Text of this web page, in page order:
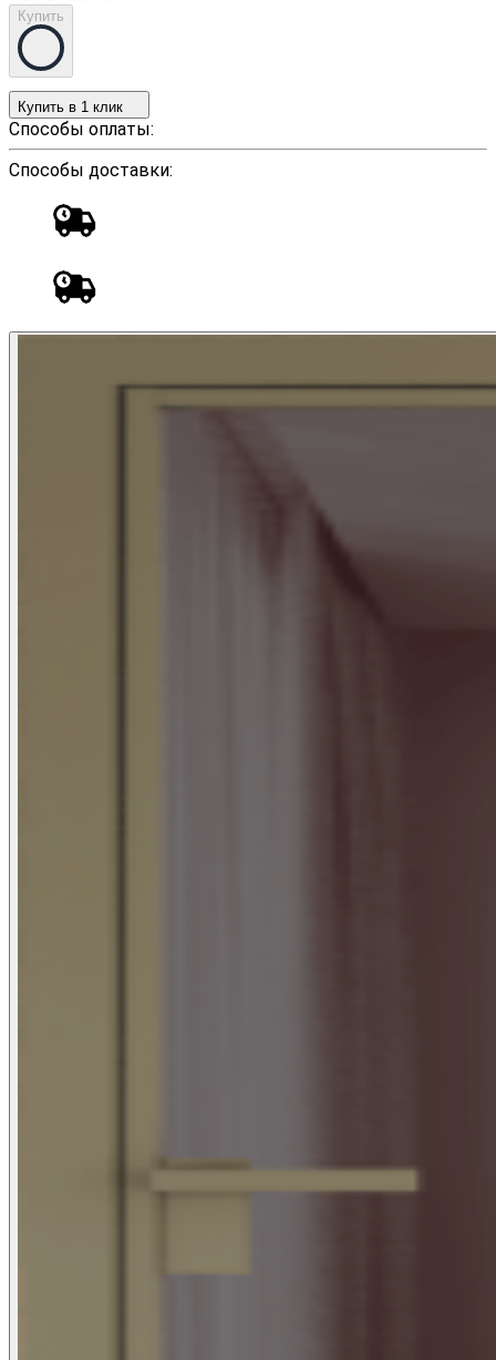
Купить
Купить в 1 клик
Способы оплаты:
Способы доставки: